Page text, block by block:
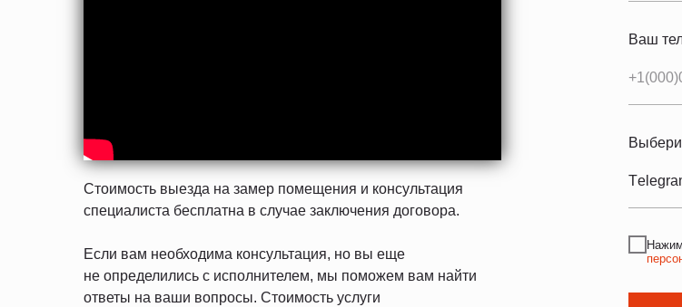
Стоимость выезда на замер помещения и консультация
специалиста бесплатна в случае заключения договора.
Если вам необходима консультация, но вы еще
не определились с исполнителем, мы поможем вам найти
ответы на ваши вопросы. Стоимость услуги
Ваш